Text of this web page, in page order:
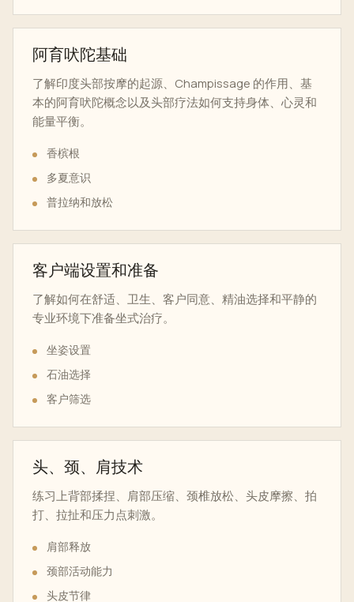
阿育吠陀基础
了解印度头部按摩的起源、Champissage 的作用、基
本的阿育吠陀概念以及头部疗法如何支持身体、心灵和
能量平衡。
香槟根
多夏意识
普拉纳和放松
客户端设置和准备
了解如何在舒适、卫生、客户同意、精油选择和平静的
专业环境下准备坐式治疗。
坐姿设置
石油选择
客户筛选
头、颈、肩技术
练习上背部揉捏、肩部压缩、颈椎放松、头皮摩擦、拍
打、拉扯和压力点刺激。
肩部释放
颈部活动能力
头皮节律